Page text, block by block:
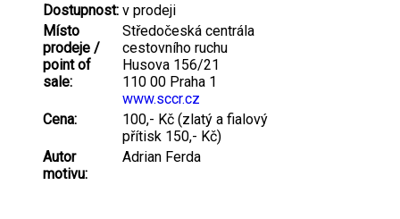
Dostupnost: v prodeji
Místo
prodeje /
point of
sale:
Středočeská centrála
cestovního ruchu
Husova 156/21
110 00 Praha 1
www.sccr.cz
Cena:
100,- Kč (zlatý a fialový
přítisk 150,- Kč)
Autor
motivu:
Adrian Ferda